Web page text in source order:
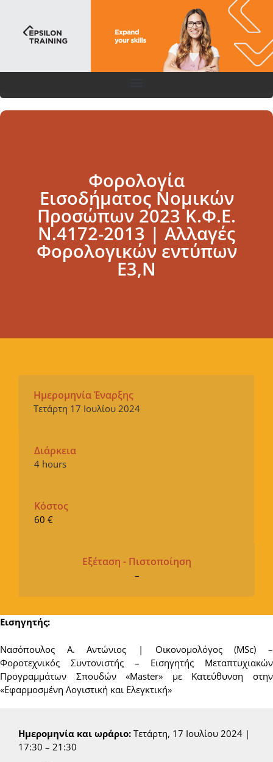
Φορολογία
Εισοδήματος Νομικών
Προσώπων 2023 Κ.Φ.Ε.
Ν.4172-2013 | Αλλαγές
Φορολογικών εντύπων
Ε3,Ν
Ημερομηνία Έναρξης
Τετάρτη 17 Ιουλίου 2024
Διάρκεια
4 hours
Κόστος
60 €
Εξέταση - Πιστοποίηση
–
Εισηγητής:
Νασόπουλος Α. Αντώνιος | Οικονομολόγος (MSc) –
Φοροτεχνικός Συντονιστής – Εισηγητής Μεταπτυχιακών
Προγραμμάτων Σπουδών «Master» με Κατεύθυνση στην
«Εφαρμοσμένη Λογιστική και Ελεγκτική»
Ημερομηνία και ωράριο: Τετάρτη, 17 Ιουλίου 2024 |
17:30 – 21:30